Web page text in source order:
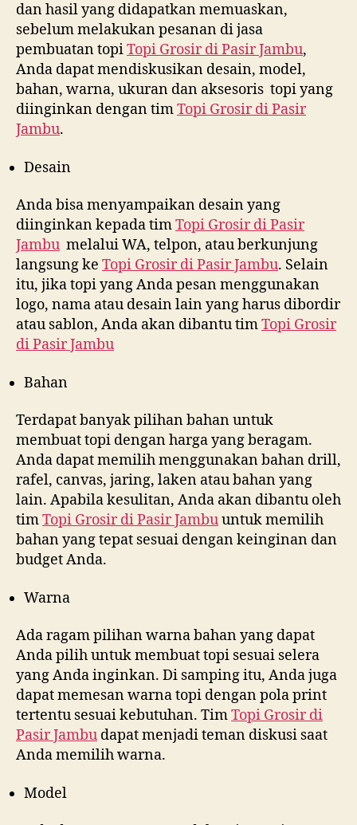
dan hasil yang didapatkan memuaskan,
sebelum melakukan pesanan di jasa
pembuatan topiTopi Grosir diPasir Jambu,
Anda dapat mendiskusikan desain, model,
bahan, warna, ukuran dan aksesoris topi yang
diinginkan dengan timTopi Grosir diPasir
Jambu.
Desain
Anda bisa menyampaikan desain yang
diinginkan kepada timTopi Grosir diPasir
Jambu melalui WA, telpon, atau berkunjung
langsung ke Topi Grosir diPasir Jambu. Selain
itu, jika topi yang Anda pesan menggunakan
logo, nama atau desain lain yang harus dibordir
atau sablon, Anda akan dibantu timTopi Grosir
diPasir Jambu
Bahan
Terdapat banyak pilihan bahan untuk
membuat topi dengan harga yang beragam.
Anda dapat memilih menggunakan bahan drill,
rafel, canvas, jaring, laken atau bahan yang
lain. Apabila kesulitan, Anda akan dibantu oleh
timTopi Grosir diPasir Jambuuntuk memilih
bahan yang tepat sesuai dengan keinginan dan
budget Anda.
Warna
Ada ragam pilihan warna bahan yang dapat
Anda pilih untuk membuat topi sesuai selera
yang Anda inginkan. Di samping itu, Anda juga
dapat memesan warna topi dengan pola print
tertentu sesuai kebutuhan. TimTopi Grosir di
Pasir Jambu dapat menjadi teman diskusi saat
Anda memilih warna.
Model